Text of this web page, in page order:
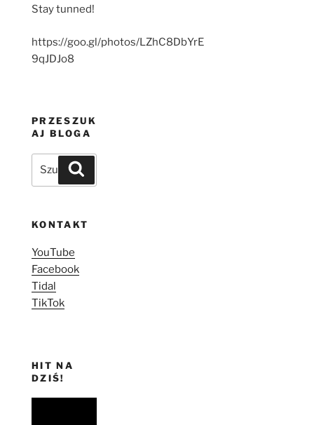
Stay tunned!
https://goo.gl/photos/LZhC8DbYrE
9qJDJo8
PRZESZUK
AJ BLOGA
Szukaj:
KONTAKT
YouTube
Facebook
Tidal
TikTok
HIT NA
DZIŚ!